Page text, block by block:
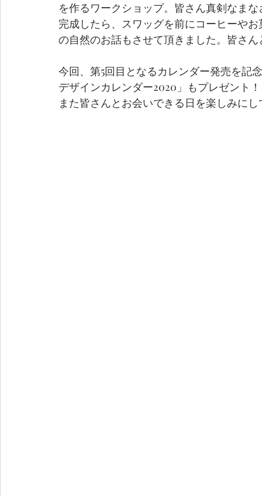
を作るワークショップ。皆さん真剣なま
完成したら、スワッグを前にコーヒーや
の自然のお話もさせて頂きました。 皆さ
今回、第5回目となるカレンダー発売を記
デザインカレンダー2020」もプレゼント！
また皆さんとお会いできる日を楽しみに